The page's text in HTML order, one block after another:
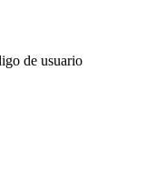
de usuario